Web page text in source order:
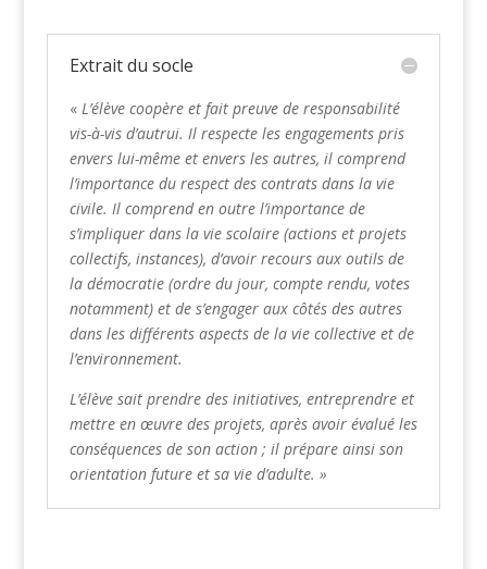
Extrait du socle
« L’élève coopère et fait preuve de responsabilité
vis-à-vis d’autrui. Il respecte les engagements pris
envers lui-même et envers les autres, il comprend
l’importance du respect des contrats dans la vie
civile. Il comprend en outre l’importance de
s’impliquer dans la vie scolaire (actions et projets
collectifs, instances), d’avoir recours aux outils de
la démocratie (ordre du jour, compte rendu, votes
notamment) et de s’engager aux côtés des autres
dans les différents aspects de la vie collective et de
l’environnement.
L’élève sait prendre des initiatives, entreprendre et
mettre en œuvre des projets, après avoir évalué les
conséquences de son action ; il prépare ainsi son
orientation future et sa vie d’adulte. »